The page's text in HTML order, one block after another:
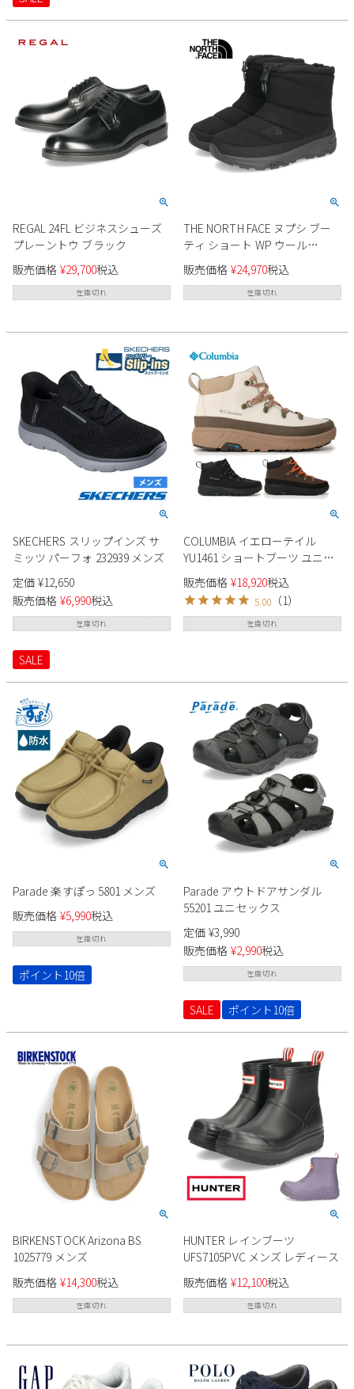
REGAL 24FL ビジネスシューズ
プレーントウ ブラック
販売価格 ¥29,700税込
在庫切れ
THE NORTH FACE ヌプシ ブー
ティ ショート WP ウール
NF52572 ユニセックス
販売価格 ¥24,970税込
在庫切れ
SKECHERS スリップインズ サ
ミッツ パーフォ 232939 メンズ
定価 ¥12,650
販売価格 ¥6,990税込
在庫切れ
SALE
COLUMBIA イエローテイル
YU1461 ショートブーツ ユニセ
ックス
販売価格 ¥18,920税込
5.00 （1）
在庫切れ
Parade 楽すぽっ 5801 メンズ
販売価格 ¥5,990税込
在庫切れ
ポイント10倍
Parade アウトドアサンダル
55201 ユニセックス
定価 ¥3,990
販売価格 ¥2,990税込
在庫切れ
SALE ポイント10倍
BIRKENSTOCK Arizona BS
1025779 メンズ
販売価格 ¥14,300税込
在庫切れ
HUNTER レインブーツ
UFS7105PVC メンズ レディース
販売価格 ¥12,100税込
在庫切れ